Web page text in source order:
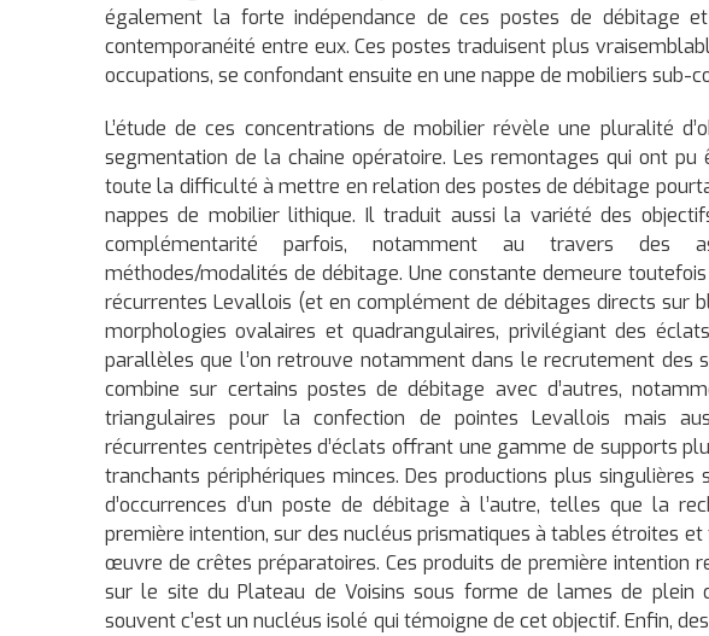
également la forte indépendance de ces postes de débitage
contemporanéité entre eux. Ces postes traduisent plus
occupations, se confondant ensuite en une nappe de mobiliers sub-
L’étude de ces concentrations de mobilier révèle une pluralité
segmentation de la chaine opératoire. Les remontages qui ont
toute la difficulté à mettre en relation des postes de débitage
nappes de mobilier lithique. Il traduit aussi la variété des
complémentarité parfois, notamment au travers des
méthodes/modalités de débitage. Une constante demeure
récurrentes Levallois (et en complément de débitages directs sur
morphologies ovalaires et quadrangulaires, privilégiant des
parallèles que l’on retrouve notamment dans le recrutement des
combine sur certains postes de débitage avec d’autres,
triangulaires pour la confection de pointes Levallois mais
récurrentes centripètes d’éclats offrant une gamme de supports
tranchants périphériques minces. Des productions plus
d’occurrences d’un poste de débitage à l’autre, telles que la
première intention, sur des nucléus prismatiques à tables étroites
œuvre de crêtes préparatoires. Ces produits de première intention
sur le site du Plateau de Voisins sous forme de lames de plein
souvent c’est un nucléus isolé qui témoigne de cet objectif. Enfin,